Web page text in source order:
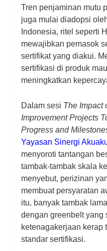
Tren penjaminan mutu
juga mulai diadopsi
Indonesia, ritel seperti
mewajibkan pemasok
sertifikat yang diakui.
sertifikasi di produk
meningkatkan
Dalam sesi The Impact
Improvement Projects
Progress and
Yayasan Sinergi
menyoroti tantangan
tambak-tambak skala
menyebut, perizinan
membuat persyaratan
itu, banyak tambak
dengangreenbeltyang
ketenagakerjaan kerap
standar sertifikasi.